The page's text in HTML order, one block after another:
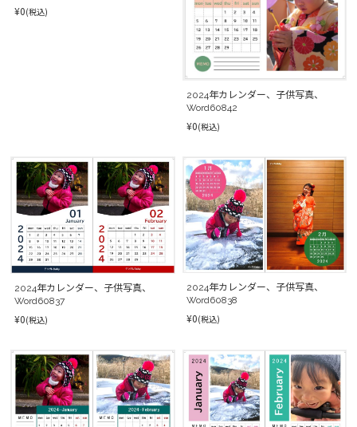
¥0(税込)
2024年カレンダー、子供写真、
Word60842
¥0(税込)
2024年カレンダー、子供写真、
Word60837
¥0(税込)
2024年カレンダー、子供写真、
Word60838
¥0(税込)